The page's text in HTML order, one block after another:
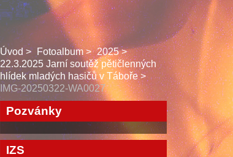
Úvod Fotoalbum
2025
22.3.2025 Jarní soutěž pětičlenných
hlídek mladých hasičů v Táboře
IMG-20250322-WA0027
Pozvánky
IZS